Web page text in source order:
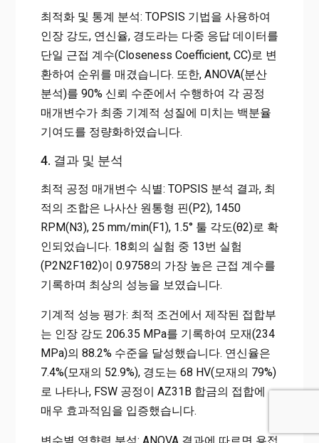
최적화 및 통계 분석: TOPSIS 기법을 사용하여
인장 강도, 연신율, 경도라는 다중 응답 데이터를
단일 근접 계수(Closeness Coefficient, CC)로 변
환하여 순위를 매겼습니다. 또한, ANOVA(분산
분석)를 90% 신뢰 수준에서 수행하여 각 공정
매개변수가 최종 기계적 성질에 미치는 백분율
기여도를 정량화하였습니다.
4. 결과 및 분석
최적 공정 매개변수 식별: TOPSIS 분석 결과, 최
적의 조합은 나사산 원통형 핀(P2), 1450
RPM(N3), 25 mm/min(F1), 1.5° 툴 각도(θ2)로 확
인되었습니다. 18회의 실험 중 13번 실험
(P2N2F1θ2)이 0.9758의 가장 높은 근접 계수를
기록하며 최상의 성능을 보였습니다.
기계적 성능 평가: 최적 조건에서 제작된 접합부
는 인장 강도 206.35 MPa를 기록하여 모재(234
MPa)의 88.2% 수준을 달성했습니다. 연신율은
7.4%(모재의 52.9%), 경도는 68 HV(모재의 79%)
로 나타나, FSW 공정이 AZ31B 합금의 접합에
매우 효과적임을 입증했습니다.